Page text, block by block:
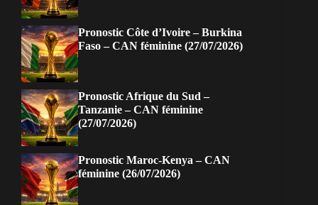
Pronostic Côte d’Ivoire – Burkina
Faso – CAN féminine (27/07/2026)
Pronostic Afrique du Sud –
Tanzanie – CAN féminine
(27/07/2026)
Pronostic Maroc-Kenya – CAN
féminine (26/07/2026)